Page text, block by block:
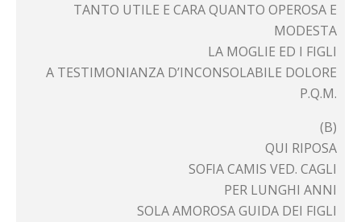
TANTO UTILE E CARA QUANTO OPEROSA E
MODESTA
LA MOGLIE ED I FIGLI
A TESTIMONIANZA D’INCONSOLABILE DOLORE
P.Q.M.
(B)
QUI RIPOSA
SOFIA CAMIS VED. CAGLI
PER LUNGHI ANNI
SOLA AMOROSA GUIDA DEI FIGLI